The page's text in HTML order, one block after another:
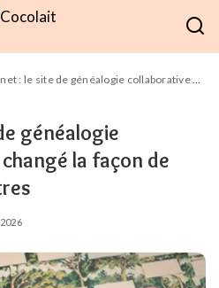
de généalogie collaborative qui a changé la façon de chercher ses ancêtres
généalogie
la façon de